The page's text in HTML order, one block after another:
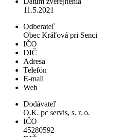
11.5.2021
Odberateľ
Obec Kráľová pri Senci
IČO
DIČ
Adresa
Telefón
E-mail
Web
Dodávateľ
O.K. pc servis, s. r. o.
IČO
45280592